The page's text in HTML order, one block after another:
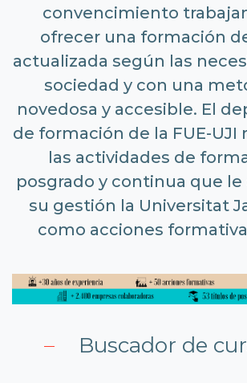
convencimiento
ofrecer una formación
actualizada según las
sociedad y con una
novedosa y accesible. El
de formación de la FUE-UJI
las actividades de
posgrado y continua que le
su gestión la Universitat
como acciones
Buscador de